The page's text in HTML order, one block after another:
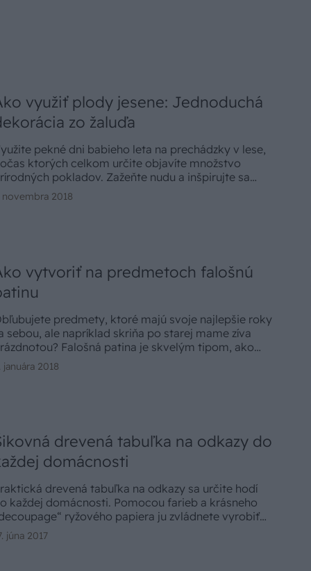
využiť plody jesene: Jednoduchá
zo žaluďa
pekné dni babieho leta na prechádzky v lese,
ktorých celkom určite objavíte množstvo
pokladov. Zažeňte nudu a inšpirujte sa
kreatívnym návodom.
novembra 2018
vytvoriť na predmetoch falošnú
predmety, ktoré majú svoje najlepšie roky
sebou, ale napríklad skriňa po starej mame zíva
Falošná patina je skvelým tipom, ako
a efektne dokážete dodať nový rozmer
vintage vzhľad už dekorovaným predmetom.
januára 2018
drevená tabuľka na odkazy do
domácnosti
drevená tabuľka na odkazy sa určite hodí
každej domácnosti. Pomocou farieb a krásneho
ryžového papiera ju zvládnete vyrobiť
dva.
júna 2017